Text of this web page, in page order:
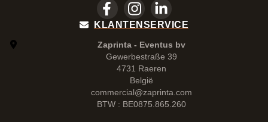
KLANTENSERVICE
Zaprinta - Eventus bv
Gewerbestraße 39
4731 Raeren
België
commercial@zaprinta.com
BTW : BE0875.865.260